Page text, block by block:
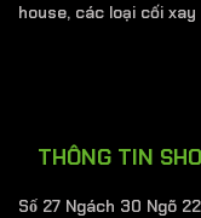
house, các loại cối
THÔNG TIN
Số 27 Ngách 30 Ngõ